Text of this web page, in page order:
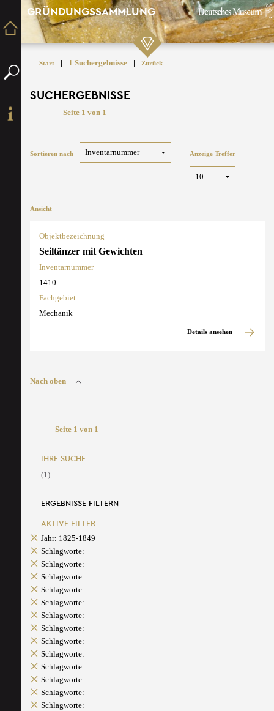
GRÜNDUNGSSAMMLUNG
Start | 1 Suchergebnisse | Zurück
SUCHERGEBNISSE
Seite 1 von 1
Sortieren nach Anzeige Treffer
Ansicht
Objektbezeichnung
Seiltänzer mit Gewichten
Inventarnummer
1410
Fachgebiet
Mechanik
Details ansehen
Nach oben
Seite 1 von 1
IHRE SUCHE
(1)
ERGEBNISSE FILTERN
AKTIVE FILTER
Jahr: 1825-1849
Schlagworte:
Schlagworte:
Schlagworte:
Schlagworte:
Schlagworte:
Schlagworte:
Schlagworte:
Schlagworte:
Schlagworte:
Schlagworte:
Schlagworte:
Schlagworte:
Schlagworte: